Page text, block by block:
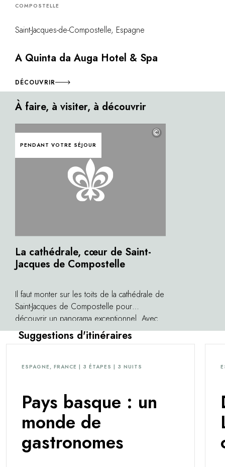
COMPOSTELLE
Saint-Jacques-de-Compostelle, Espagne
A Quinta da Auga Hotel & Spa
DÉCOUVRIR
À faire, à visiter, à découvrir
PENDANT VOTRE SÉJOUR
©
La cathédrale, cœur de Saint-
Jacques de Compostelle
Il faut monter sur les toits de la cathédrale de
Saint-Jacques de Compostelle pour
découvrir un panorama exceptionnel. Avec
son flot continu des pèlerins, la cathédrale
est un lieu unique, chef d'oeuvre baroque,
ferveur qui y règnent. Coeur de la cité
flancs, les maisons, temples, monastères et
palais offrent une véritable harmonie
architecturale. Compostelle est bien plus
qu'un point d'arrivée.
Suggestions d'itinéraires
ESPAGNE, FRANCE | 3 ÉTAPES | 3 NUITS
Pays basque : un
monde de
gastronomes